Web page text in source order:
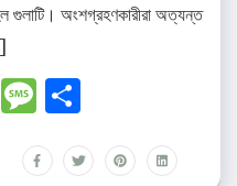
গুলাটি। অংশগ্রহণকারীরা অত্যন্ত
Telegram
Message